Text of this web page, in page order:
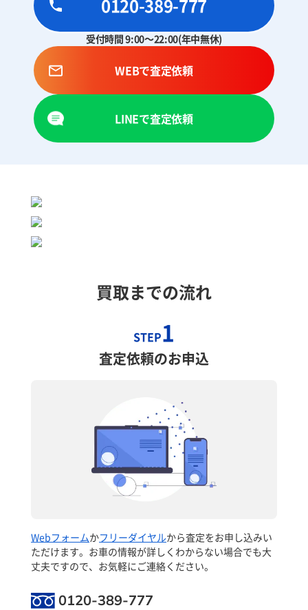
0120-389-777
受付時間 9:00～22:00(年中無休)
WEBで査定依頼
LINEで査定依頼
買取までの流れ
STEP1
査定依頼のお申込
Webフォームかフリーダイヤルから査定をお申し込みい
ただけます。お車の情報が詳しくわからない場合でも大
丈夫ですので、お気軽にご連絡ください。
0120-389-777